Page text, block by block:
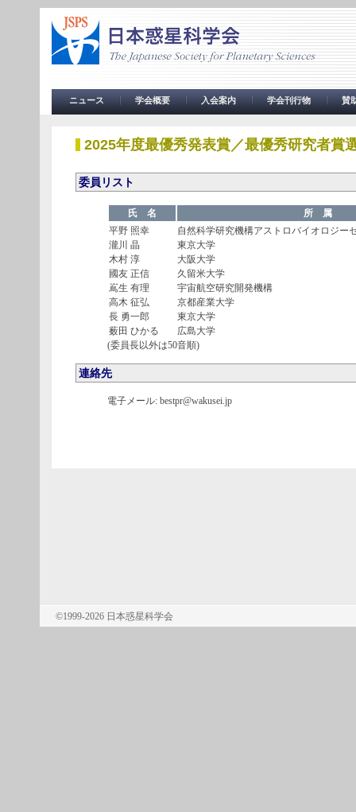
ニュース 学会概要 入会案内 学会刊行物
賛
2025年度最優秀発表賞／最優秀研究者賞
委員リスト
氏 名
所 属
平野 照幸
自然科学研究機構アストロバイオロジー
瀧川 晶
東京大学
木村 淳
大阪大学
國友 正信
久留米大学
嶌生 有理
宇宙航空研究開発機構
高木 征弘
京都産業大学
長 勇一郎
東京大学
薮田 ひかる
広島大学
(委員長以外は50音順)
連絡先
電子メール: bestpr@wakusei.jp
©1999-2026 日本惑星科学会